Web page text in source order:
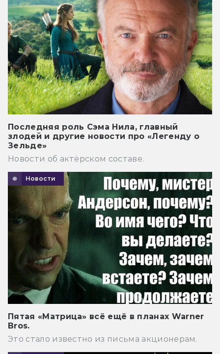
Последняя роль Сэма Нила, главный
злодей и другие новости про «Легенду о
Зельде»
Новости об актёрском составе.
Новости
Пятая «Матрица» всё ещё в планах Warner
Bros.
Это стало известно из письма акционерам.